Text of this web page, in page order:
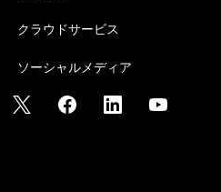
クラウドサービス
ソーシャルメディア